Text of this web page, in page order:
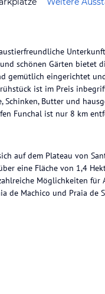
schönen Gärten bietet
gemütlich eingerichtet
ist im Preis
Schinken, Butter und
Funchal ist nur 8 km
auf dem Plateau von
eine Fläche von 1,4
Möglichkeiten
de Machico und Praia de
gemütlich eingerichtet